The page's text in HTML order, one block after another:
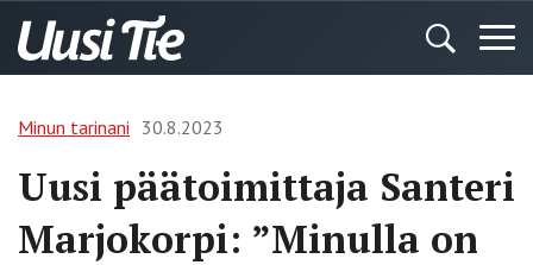
Minun tarinani 30.8.2023
Uusi päätoimittaja Santeri
Marjokorpi: ”Minulla on